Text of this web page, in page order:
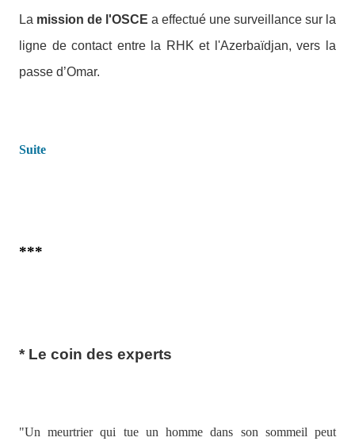
La mission de l'OSCE a effectué une surveillance sur la
ligne de contact entre la RHK et l'Azerbaïdjan, vers la
passe d’Omar.
Suite
***
* Le coin des experts
"Un meurtrier qui tue un homme dans son sommeil peut